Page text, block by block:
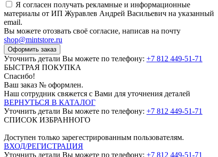
Я согласен получать рекламные и информационные
материалы от ИП Журавлев Андрей Васильевич на указанный
email.
Вы можете отозвать своё согласие, написав на почту
shop@mintstore.ru
Оформить заказ
Уточнить детали Вы можете по телефону: +7 812 449-51-71
БЫСТРАЯ ПОКУПКА
Спасибо!
Ваш заказ № оформлен.
Наш сотрудник свяжется с Вами для уточнения деталей
ВЕРНУТЬСЯ В КАТАЛОГ
Уточнить детали Вы можете по телефону: +7 812 449-51-71
СПИСОК ИЗБРАННОГО
Доступен только зарегестрированным пользователям.
ВХОД/РЕГИСТРАЦИЯ
Уточнить детали Вы можете по телефону: +7 812 449-51-71